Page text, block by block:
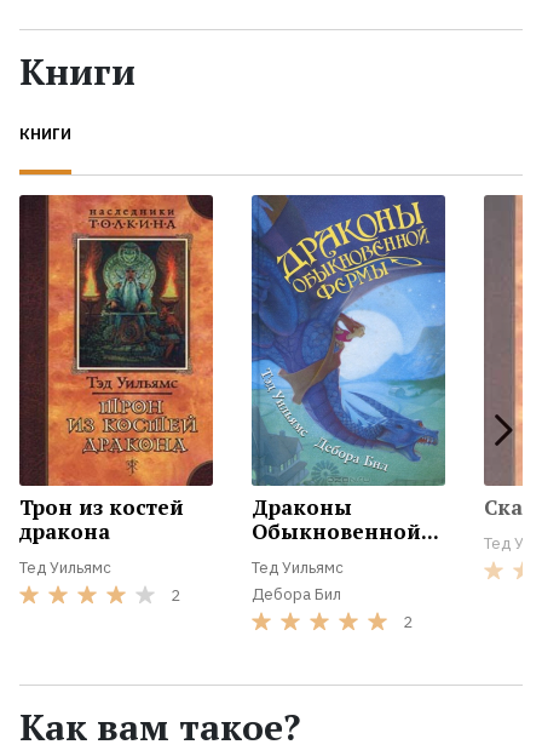
Жанры
Экранизации
Коллекции
Книги
КНИГИ
Трон из костей
дракона
Тед Уильямс
2
Драконы
Обыкновенной...
Тед Уильямс
Дебора Бил
2
Тед
Как вам такое?